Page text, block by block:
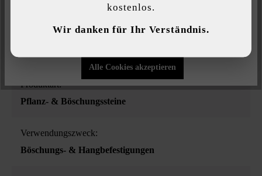
Oberflächenstruktur:
Produktart:
Pflanz- & Böschungssteine
Verwendungszweck:
Böschungs- & Hangbefestigungen
Individuelle Einstellungen
Alle Cookies akzeptieren
kostenlos.
Wir danken für Ihr Verständnis.